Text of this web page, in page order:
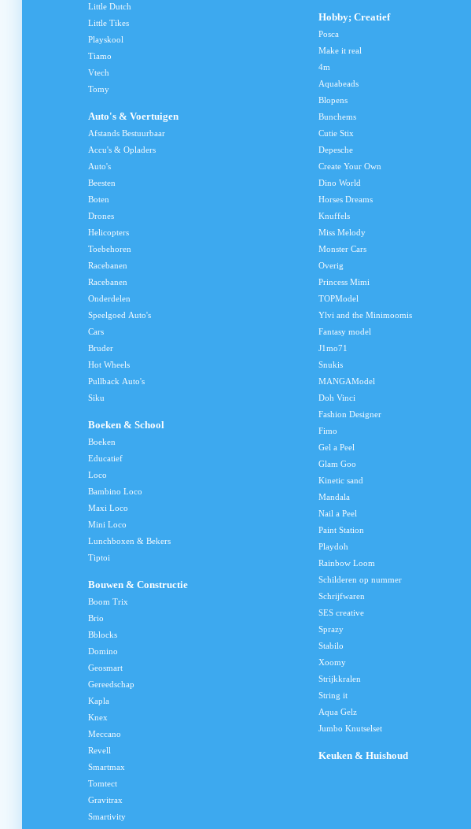
Little Dutch
Little Tikes
Playskool
Tiamo
Vtech
Tomy
Auto's & Voertuigen
Afstands Bestuurbaar
Accu's & Opladers
Auto's
Beesten
Boten
Drones
Helicopters
Toebehoren
Racebanen
Racebanen
Onderdelen
Speelgoed Auto's
Cars
Bruder
Hot Wheels
Pullback Auto's
Siku
Boeken & School
Boeken
Educatief
Loco
Bambino Loco
Maxi Loco
Mini Loco
Lunchboxen & Bekers
Tiptoi
Bouwen & Constructie
Boom Trix
Brio
Bblocks
Domino
Geosmart
Gereedschap
Kapla
Knex
Meccano
Revell
Smartmax
Tomtect
Gravitrax
Smartivity
Hobby; Creatief
Posca
Make it real
4m
Aquabeads
Blopens
Bunchems
Cutie Stix
Depesche
Create Your Own
Dino World
Horses Dreams
Knuffels
Miss Melody
Monster Cars
Overig
Princess Mimi
TOPModel
Ylvi and the Minimoomis
Fantasy model
J1mo71
Snukis
MANGAModel
Doh Vinci
Fashion Designer
Fimo
Gel a Peel
Glam Goo
Kinetic sand
Mandala
Nail a Peel
Paint Station
Playdoh
Rainbow Loom
Schilderen op nummer
Schrijfwaren
SES creative
Sprazy
Stabilo
Xoomy
Strijkkralen
String it
Aqua Gelz
Jumbo Knutselset
Keuken & Huishoud